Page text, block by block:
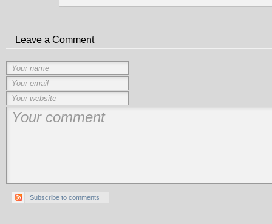
Leave a Comment
Subscribe to comments